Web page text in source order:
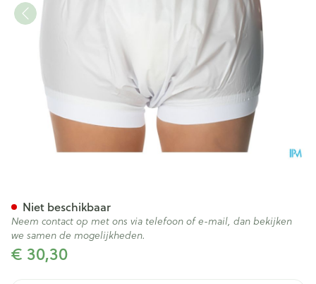
€ 30,30
Niet beschikbaar
Neem contact op met ons via telefoon of e-mail, dan bekijken
we samen de mogelijkheden.